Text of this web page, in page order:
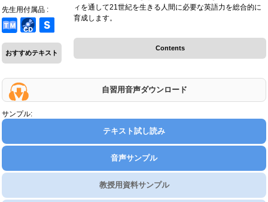
先生用付属品 :
おすすめテキスト
ィを通して21世紀を生きる人間に必要な英語力を総合的に
育成します。
Contents
自習用音声ダウンロード
サンプル:
テキスト試し読み
音声サンプル
教授用資料サンプル